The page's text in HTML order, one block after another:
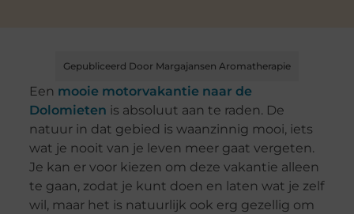
Gepubliceerd Door Margajansen Aromatherapie
Een mooie motorvakantie naar de
Dolomieten is absoluut aan te raden. De
natuur in dat gebied is waanzinnig mooi, iets
wat je nooit van je leven meer gaat vergeten.
Je kan er voor kiezen om deze vakantie alleen
te gaan, zodat je kunt doen en laten wat je zelf
wil, maar het is natuurlijk ook erg gezellig om